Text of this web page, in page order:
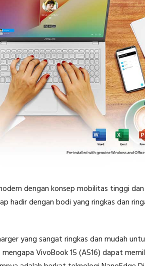
dengan konsep mobilitas tinggi
hadir dengan bodi yang ringkas dan
yang sangat ringkas dan mudah
VivoBook 15 (A516) dapat